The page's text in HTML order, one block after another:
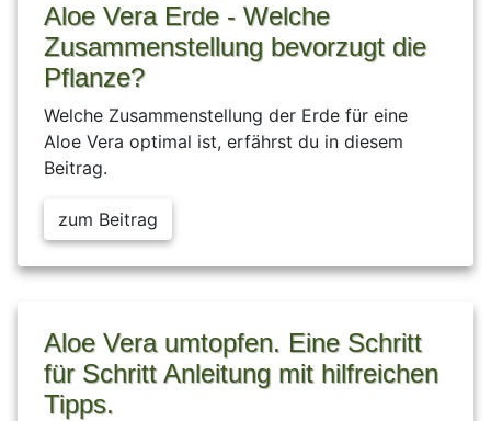
Aloe Vera Erde - Welche
Zusammenstellung bevorzugt die
Pflanze?
Welche Zusammenstellung der Erde für eine
Aloe Vera optimal ist, erfährst du in diesem
Beitrag.
zum Beitrag
Aloe Vera umtopfen. Eine Schritt
für Schritt Anleitung mit hilfreichen
Tipps.